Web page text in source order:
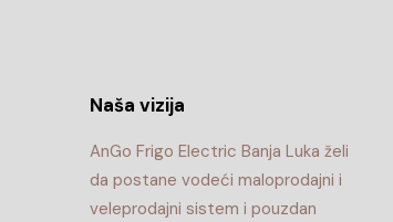
Naša vizija
AnGo Frigo Electric Banja Luka želi
da postane vodeći maloprodajni i
veleprodajni sistem i pouzdan